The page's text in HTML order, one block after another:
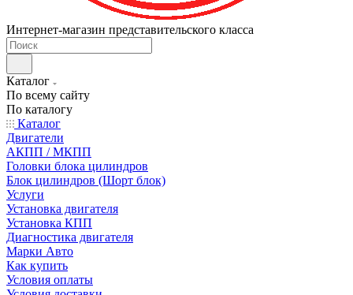
Интернет-магазин представительского класса
Каталог
По всему сайту
По каталогу
Каталог
Двигатели
АКПП / МКПП
Головки блока цилиндров
Блок цилиндров (Шорт блок)
Услуги
Установка двигателя
Установка КПП
Диагностика двигателя
Марки Авто
Как купить
Условия оплаты